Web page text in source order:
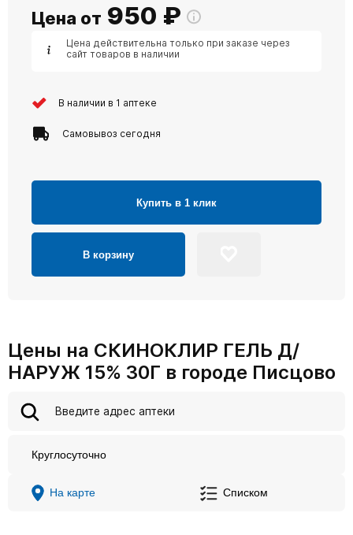
Цена от 950 ₽
Цена действительна только при заказе через
сайт товаров в наличии
В наличии в 1 аптеке
Самовывоз сегодня
Купить в 1 клик
В корзину
Цены на СКИНОКЛИР ГЕЛЬ Д/
НАРУЖ 15% 30Г в городе Писцово
Круглосуточно
На карте Списком